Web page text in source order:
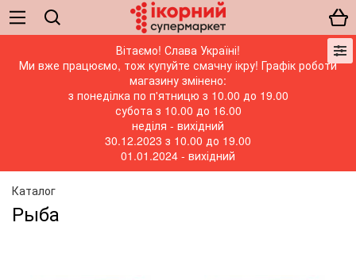
Вітаємо! Слава Україні!
Ми вже працюємо, тож купуйте смачну ікру! Графік роботи
магазину змінено:
з понеділка по п'ятницю з 10.00 до 19.00
субота з 10.00 до 16.00
неділя - вихідний
30.12.2023 з 10.00 до 19.00
01.01.2024 - вихідний
Каталог
Рыба